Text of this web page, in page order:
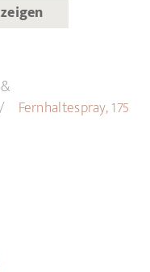
Fernhaltespray, 175